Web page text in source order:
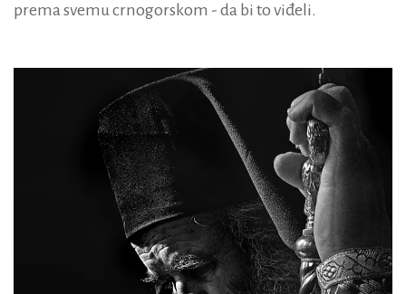
prema svemu crnogorskom - da bi to viđeli.